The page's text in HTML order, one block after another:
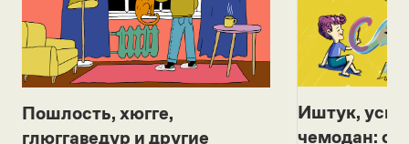
Пошлость, хюгге,
глюггаведур и другие
Иштук,
чемодан: